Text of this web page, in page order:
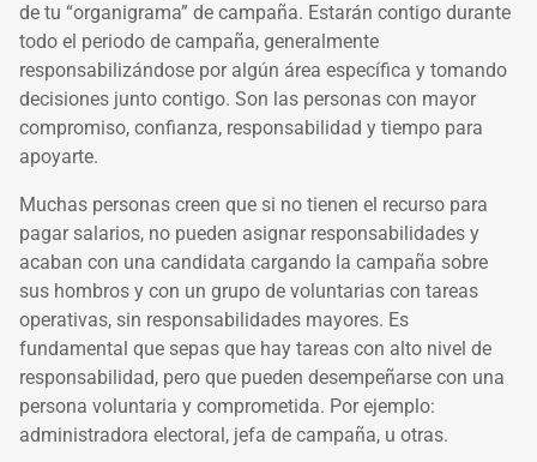
de tu “organigrama” de campaña. Estarán contigo durante
todo el periodo de campaña, generalmente
responsabilizándose por algún área específica y tomando
decisiones junto contigo. Son las personas con mayor
compromiso, confianza, responsabilidad y tiempo para
apoyarte.
Muchas personas creen que si no tienen el recurso para
pagar salarios, no pueden asignar responsabilidades y
acaban con una candidata cargando la campaña sobre
sus hombros y con un grupo de voluntarias con tareas
operativas, sin responsabilidades mayores. Es
fundamental que sepas que hay tareas con alto nivel de
responsabilidad, pero que pueden desempeñarse con una
persona voluntaria y comprometida. Por ejemplo:
administradora electoral, jefa de campaña, u otras.